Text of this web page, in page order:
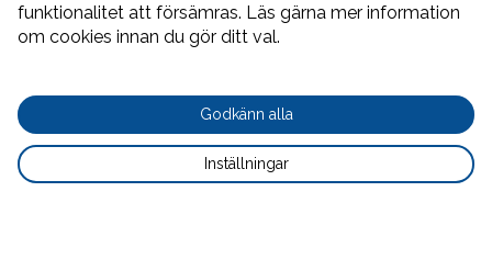
funktionalitet att försämras. Läs gärna mer information
om cookies innan du gör ditt val.
cookie
button
Godkänn alla
settings
button
Inställningar